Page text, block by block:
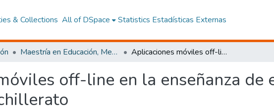
& Collections All of DSpace Statistics Estadísticas Externas
Maestría en Educación, Mención Pedagogía en Entornos Digitales Aplicaciones móviles off-line en la enseñanza de emprendimiento y gestión en bachillerato
off-line en la enseñanza de